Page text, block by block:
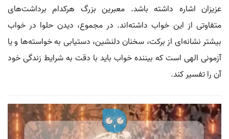
عزیزان اشاره داشته باشد. معبرین بزرگ هرکدام برداشت‌های
متفاوتی از این خواب داشته‌اند. در مجموع، دیدن حلوا در خواب
بیشتر نشانه‌ای از برکت، سخنان دلنشین، دستیابی به خواسته‌ها و یا
آزمونی الهی است که بیننده خواب باید با دقت به شرایط زندگی خود
آن را تفسیر کند.